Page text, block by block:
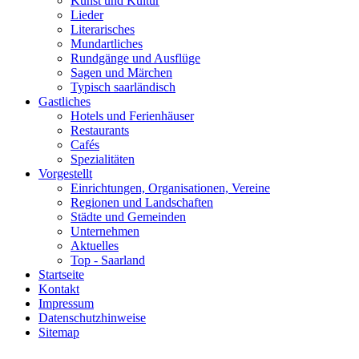
Lieder
Literarisches
Mundartliches
Rundgänge und Ausflüge
Sagen und Märchen
Typisch saarländisch
Gastliches
Hotels und Ferienhäuser
Restaurants
Cafés
Spezialitäten
Vorgestellt
Einrichtungen, Organisationen, Vereine
Regionen und Landschaften
Städte und Gemeinden
Unternehmen
Aktuelles
Top - Saarland
Startseite
Kontakt
Impressum
Datenschutzhinweise
Sitemap